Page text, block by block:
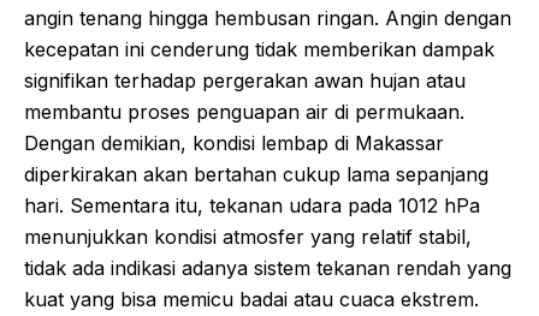
angin tenang hingga hembusan ringan. Angin dengan
kecepatan ini cenderung tidak memberikan dampak
signifikan terhadap pergerakan awan hujan atau
membantu proses penguapan air di permukaan.
Dengan demikian, kondisi lembap di Makassar
diperkirakan akan bertahan cukup lama sepanjang
hari. Sementara itu, tekanan udara pada 1012 hPa
menunjukkan kondisi atmosfer yang relatif stabil,
tidak ada indikasi adanya sistem tekanan rendah yang
kuat yang bisa memicu badai atau cuaca ekstrem.